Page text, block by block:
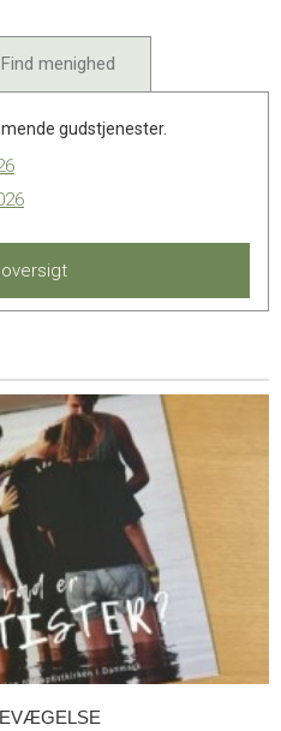
Find menighed
gudstjenester.
oversigt